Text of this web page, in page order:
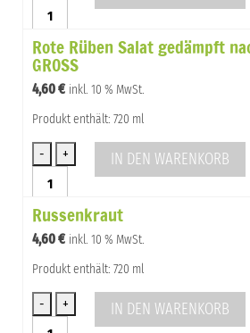
Rüben
Salat
gedämpft
nach
Omas
Art
Rote Rüben Salat gedämpft
GROSS
4,60€ inkl. 10 % MwSt.
Produkt enthält: 720 ml
Rüben
Salat
gedämpft
nach
Omas
GROSS
IN DEN WARENKORB
Russenkraut
4,60€ inkl. 10 % MwSt.
Produkt enthält: 720 ml
Russenkraut
IN DEN WARENKORB